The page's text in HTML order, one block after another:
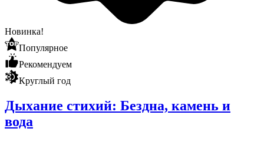
Новинка!
Популярное
Рекомендуем
Круглый год
Дыхание стихий: Бездна, камень и
вода